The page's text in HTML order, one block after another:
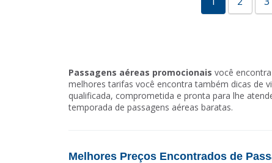
Passagens aéreas promocionais você
melhores tarifas você encontra também dicas de
qualificada, comprometida e pronta para lhe
temporada de passagens aéreas baratas.
Melhores Preços Encontrados de